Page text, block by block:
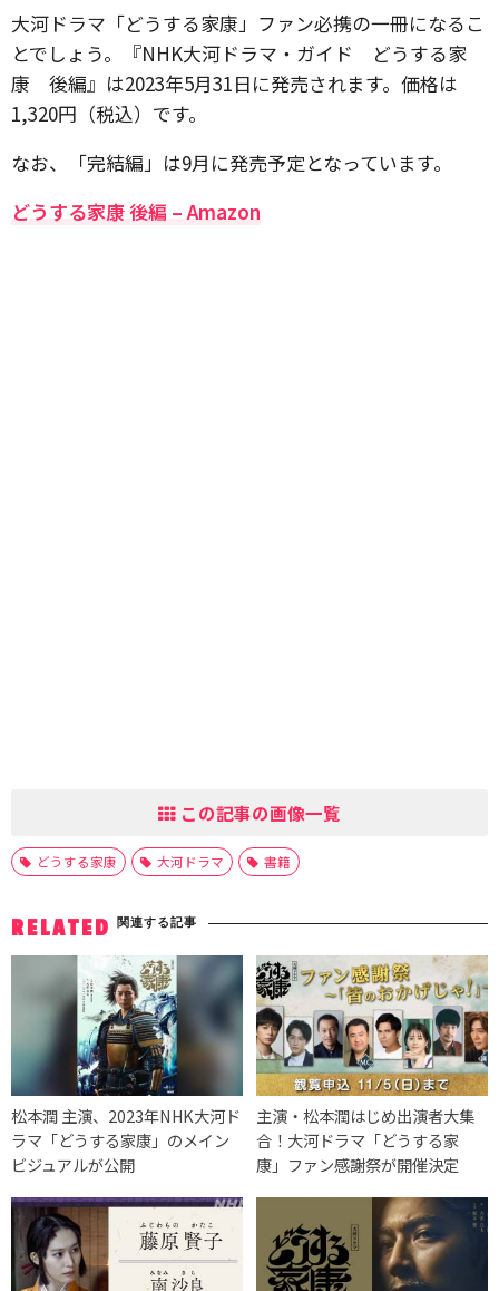
大河ドラマ「どうする家康」ファン必携の一冊になるこ
とでしょう。『NHK大河ドラマ・ガイド どうする家
康 後編』は2023年5月31日に発売されます。価格は
1,320円（税込）です。
なお、「完結編」は9月に発売予定となっています。
どうする家康 後編 – Amazon
この記事の画像一覧
どうする家康 大河ドラマ 書籍
RELATED 関連する記事
松本潤 主演、2023年NHK大河ド
ラマ「どうする家康」のメイン
ビジュアルが公開
主演・松本潤はじめ出演者大集
合！大河ドラマ「どうする家
康」ファン感謝祭が開催決定